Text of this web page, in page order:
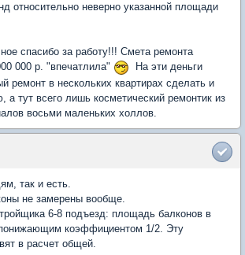
относительно неверно указанной площади
спасибо за работу!!! Смета ремонта
000 р. "впечатлила"
На эти деньги
ремонт в нескольких квартирах сделать и
а тут всего лишь косметический ремонтик из
восьми маленьких холлов.
так и есть.
не замерены вообще.
6-8 подъезд: площадь балконов в
понижающим коэффициентом 1/2. Эту
в расчет общей.